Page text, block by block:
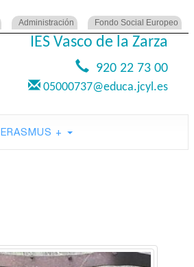
Administración Fondo Social Europeo
IES Vasco de la Zarza
920 22 73 00
05000737@educa.jcyl.es
ERASMUS +